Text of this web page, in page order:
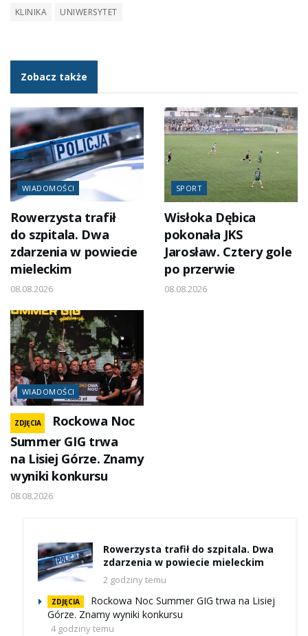
KLINIKA
UNIWERSYTET
Zobacz także
WIADOMOŚCI
Rowerzysta trafił
do szpitala. Dwa
zdarzenia w powiecie
mieleckim
08.08.2026
SPORT
Wisłoka Dębica
pokonała JKS
Jarosław. Cztery gole
po przerwie
08.08.2026
WIADOMOŚCI
ZDJĘCIA
Rockowa Noc
Summer GIG trwa
na Lisiej Górze. Znamy
wyniki konkursu
08.08.2026
Rowerzysta trafił do szpitala. Dwa
zdarzenia w powiecie mieleckim
2 godziny temu
ZDJĘCIA
Rockowa Noc Summer GIG trwa na Lisiej
Górze. Znamy wyniki konkursu
4 godziny temu